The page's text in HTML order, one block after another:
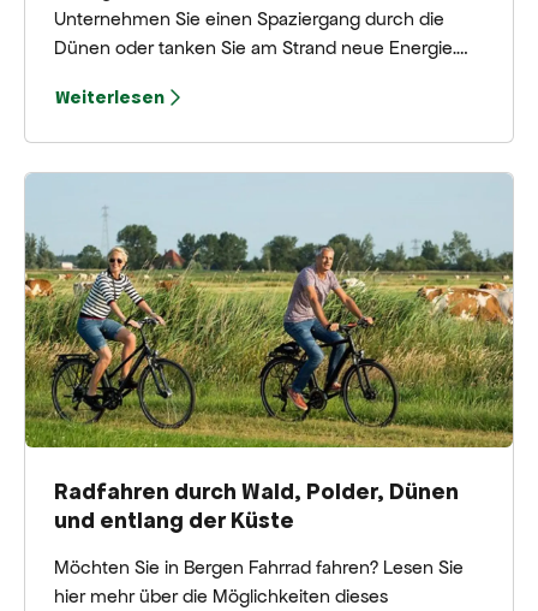
Unternehmen Sie einen Spaziergang durch die
Dünen oder tanken Sie am Strand neue Energie.
einzigartige Stadtzentrum und eine Wanderung
Weiterlesen
Radfahren durch Wald, Polder, Dünen
und entlang der Küste
Möchten Sie in Bergen Fahrrad fahren? Lesen Sie
hier mehr über die Möglichkeiten dieses